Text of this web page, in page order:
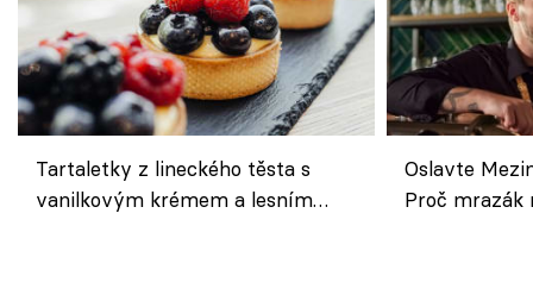
Tartaletky z lineckého těsta s
vanilkovým krémem a lesním
Oslavte
Proč